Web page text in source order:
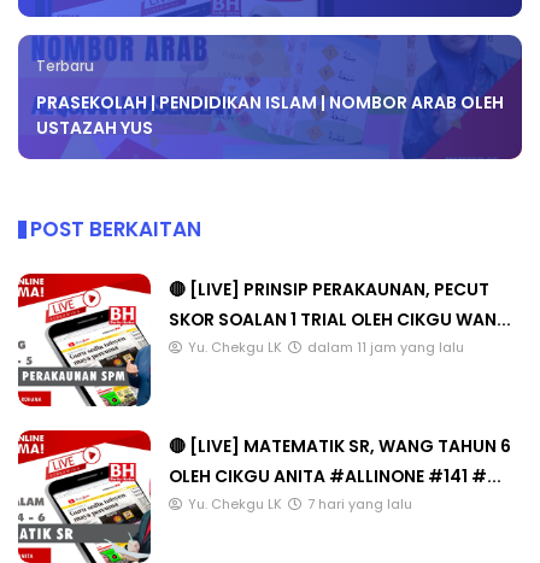
Terbaru
PRASEKOLAH | PENDIDIKAN ISLAM | NOMBOR ARAB OLEH
USTAZAH YUS
POST BERKAITAN
🔴 [LIVE] PRINSIP PERAKAUNAN, PECUT
SKOR SOALAN 1 TRIAL OLEH CIKGU WAN...
Yu. Chekgu LK dalam 11 jam yang lalu
🔴 [LIVE] MATEMATIK SR, WANG TAHUN 6
OLEH CIKGU ANITA #ALLINONE #141 #...
Yu. Chekgu LK 7 hari yang lalu